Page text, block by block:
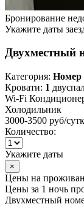
Бронирование
Укажите даты
Двухместный
Категория: Номер
Кровати: 1
Wi-Fi
Холодильник
3000-3500 руб/
Количество:
Укажите даты
×
Цены на
Цены за 1 ночь
Двухместный